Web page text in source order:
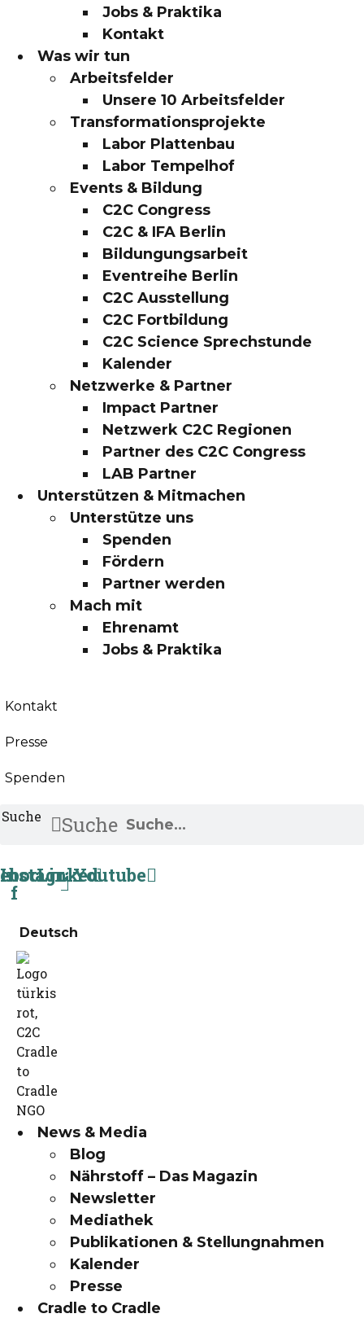
Jobs & Praktika
Kontakt
Was wir tun
Arbeitsfelder
Unsere 10 Arbeitsfelder
Transformationsprojekte
Labor Plattenbau
Labor Tempelhof
Events & Bildung
C2C Congress
C2C & IFA Berlin
Bildungungsarbeit
Eventreihe Berlin
C2C Ausstellung
C2C Fortbildung
C2C Science Sprechstunde
Kalender
Netzwerke & Partner
Impact Partner
Netzwerk C2C Regionen
Partner des C2C Congress
LAB Partner
Unterstützen & Mitmachen
Unterstütze uns
Spenden
Fördern
Partner werden
Mach mit
Ehrenamt
Jobs & Praktika
Kontakt
Presse
Spenden
Suche Suche
f
Instagram
Linkedin
Youtube
Deutsch
News & Media
Blog
Nährstoff – Das Magazin
Newsletter
Mediathek
Publikationen & Stellungnahmen
Kalender
Presse
Cradle to Cradle